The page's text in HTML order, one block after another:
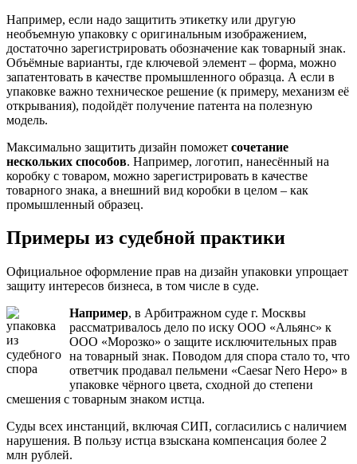
Например, если надо защитить этикетку или другую
необъемную упаковку с оригинальным изображением,
достаточно зарегистрировать обозначение как товарный знак.
Объёмные варианты, где ключевой элемент – форма, можно
запатентовать в качестве промышленного образца. А если в
упаковке важно техническое решение (к примеру, механизм её
открывания), подойдёт получение патента на полезную
модель.
Максимально защитить дизайн поможет сочетание
нескольких способов. Например, логотип, нанесённый на
коробку с товаром, можно зарегистрировать в качестве
товарного знака, а внешний вид коробки в целом – как
промышленный образец.
Примеры из судебной практики
Официальное оформление прав на дизайн упаковки упрощает
защиту интересов бизнеса, в том числе в суде.
Например, в Арбитражном суде г. Москвы
рассматривалось дело по иску ООО «Альянс» к
ООО «Морозко» о защите исключительных прав
на товарный знак. Поводом для спора стало то, что
ответчик продавал пельмени «Caesar Nero Hepo» в
упаковке чёрного цвета, сходной до степени
смешения с товарным знаком истца.
Суды всех инстанций, включая СИП, согласились с наличием
нарушения. В пользу истца взыскана компенсация более 2
млн рублей.